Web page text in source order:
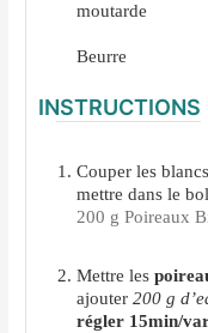
moutarde
Beurre
INSTRUCTIONS
Couper les
mettre dans le
200 g Poireaux
Mettre les
ajouter 200 g
régler 15min/